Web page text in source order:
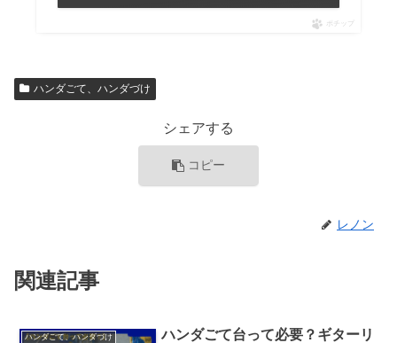
ポチップ
ハンダごて、ハンダづけ
シェアする
コピー
レノン
関連記事
ハンダごて、ハンダづけ
ハンダごて台って必要？ギターリ